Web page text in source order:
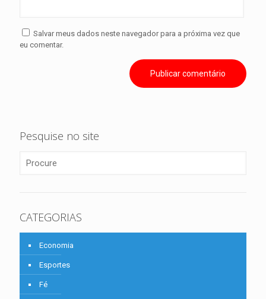
Salvar meus dados neste navegador para a próxima vez que
eu comentar.
Pesquise no site
CATEGORIAS
Economia
Esportes
Fé